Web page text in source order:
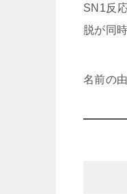
SN1反
脱が同
名前の